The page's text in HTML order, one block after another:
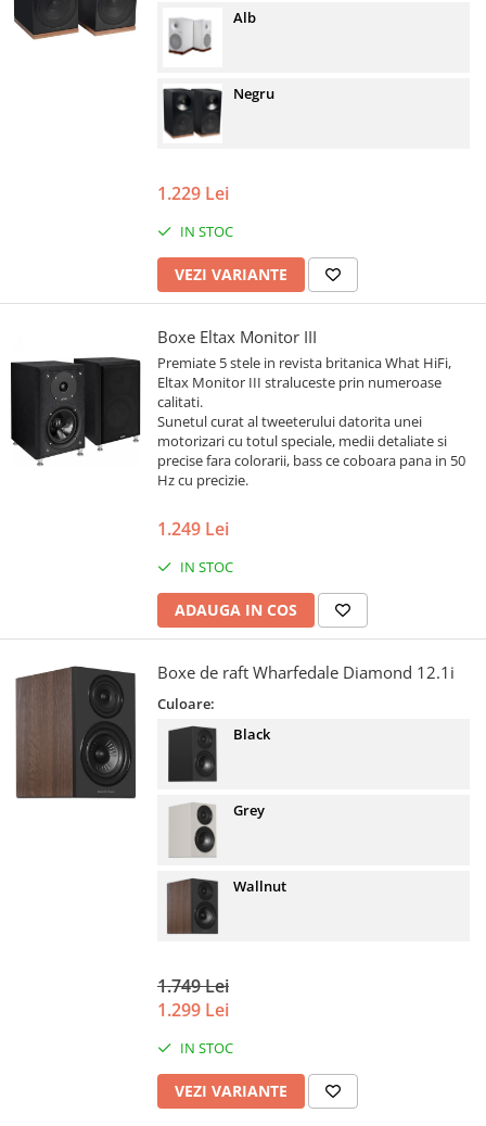
Alb
Negru
1.229 Lei
IN STOC
VEZI VARIANTE
Boxe Eltax Monitor III
Premiate 5 stele in revista britanica What HiFi,
Eltax Monitor III straluceste prin numeroase
calitati.
Sunetul curat al tweeterului datorita unei
motorizari cu totul speciale, medii detaliate si
precise fara colorarii, bass ce coboara pana in 50
Hz cu precizie.
1.249 Lei
IN STOC
ADAUGA IN COS
Boxe de raft Wharfedale Diamond 12.1i
Culoare:
Black
Grey
Wallnut
1.749 Lei
1.299 Lei
IN STOC
VEZI VARIANTE